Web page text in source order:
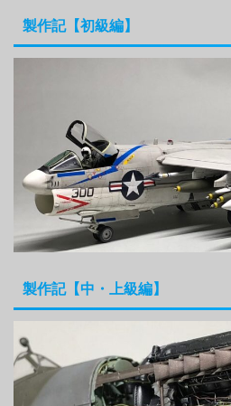
製作記【初級編】
製作記【中・上級編】